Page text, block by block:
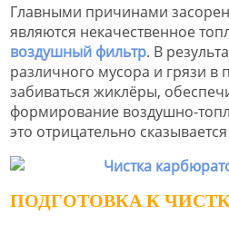
Главными причинами
являются некачественное
воздушный фильтр. В
различного мусора и грязи в
забиваться жиклёры,
формирование воздушно-
это отрицательно
ПОДГОТОВКА К